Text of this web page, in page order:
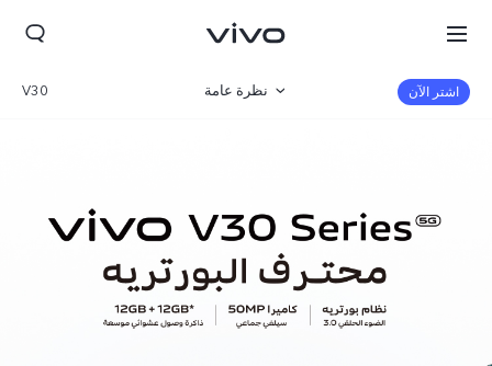
V30 نظرة عامة اشتر الآن